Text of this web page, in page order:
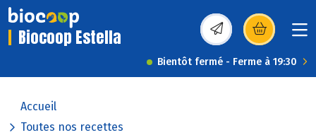
Biocoop Estella (s’ouvre dans une
Bientôt fermé - Ferme à 19:30
Accueil
Toutes nos recettes